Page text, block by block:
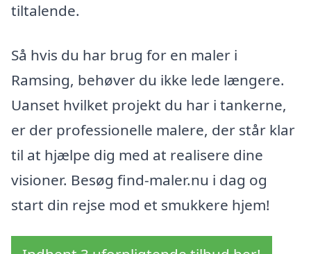
tiltalende.
Så hvis du har brug for en maler i
Ramsing, behøver du ikke lede længere.
Uanset hvilket projekt du har i tankerne,
er der professionelle malere, der står klar
til at hjælpe dig med at realisere dine
visioner. Besøg find-maler.nu i dag og
start din rejse mod et smukkere hjem!